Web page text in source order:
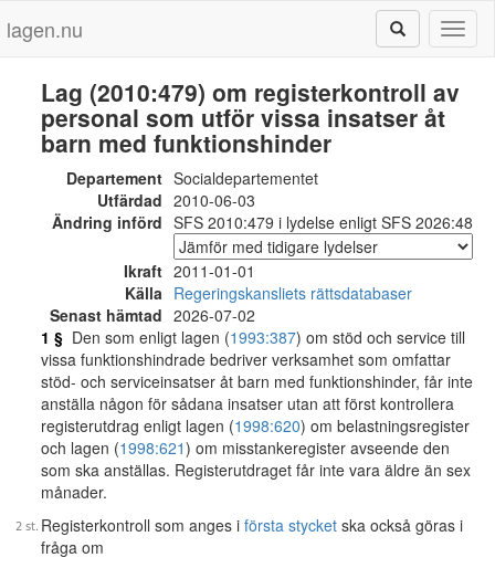
lagen.nu
Lag (2010:479) om registerkontroll av
personal som utför vissa insatser åt
barn med funktionshinder
Departement Socialdepartementet
Utfärdad 2010-06-03
Ändring införd SFS 2010:479 i lydelse enligt SFS 2026:48
Ikraft 2011-01-01
Källa Regeringskansliets rättsdatabaser
Senast hämtad 2026-07-02
1 § Den som enligt lagen (1993:387) om stöd och service till
vissa funktionshindrade bedriver verksamhet som omfattar
stöd- och serviceinsatser åt barn med funktionshinder, får inte
anställa någon för sådana insatser utan att först kontrollera
registerutdrag enligt lagen (1998:620) om belastningsregister
och lagen (1998:621) om misstankeregister avseende den
som ska anställas. Registerutdraget får inte vara äldre än sex
månader.
Registerkontroll som anges i första stycket ska också göras i
fråga om